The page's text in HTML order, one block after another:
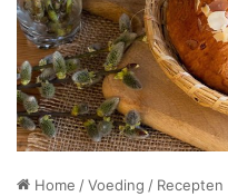
Home /Voeding / Recepten